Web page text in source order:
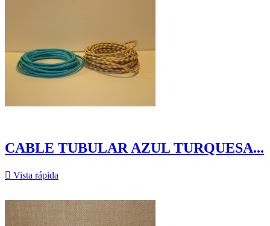
CABLE TUBULAR AZUL TURQUESA...
 Vista rápida